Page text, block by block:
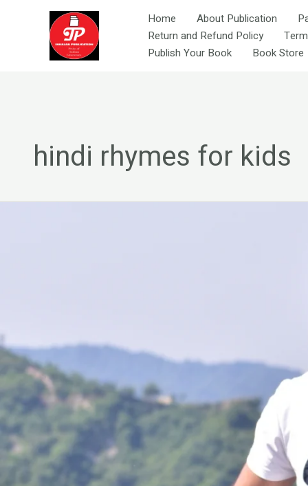
Home About Publication
Return and Refund Policy
Publish Your Book
Book Store
hindi rhymes for kids